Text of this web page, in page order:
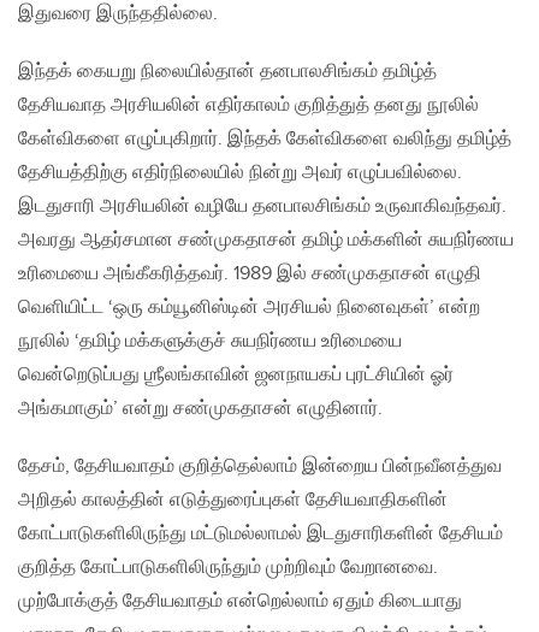
இதுவரை இருந்ததில்லை.
இந்தக் கையறு நிலையில்தான் தனபாலசிங்கம் தமிழ்த்
தேசியவாத அரசியலின் எதிர்காலம் குறித்துத் தனது நூலில்
கேள்விகளை எழுப்புகிறார். இந்தக் கேள்விகளை வலிந்து தமிழ்த்
தேசியத்திற்கு எதிர்நிலையில் நின்று அவர் எழுப்பவில்லை.
இடதுசாரி அரசியலின் வழியே தனபாலசிங்கம் உருவாகிவந்தவர்.
அவரது ஆதர்சமான சண்முகதாசன் தமிழ் மக்களின் சுயநிர்ணய
உரிமையை அங்கீகரித்தவர். 1989 இல் சண்முகதாசன் எழுதி
வெளியிட்ட ‘ஒரு கம்யூனிஸ்டின் அரசியல் நினைவுகள்’ என்ற
நூலில் ‘தமிழ் மக்களுக்குச் சுயநிர்ணய உரிமையை
வென்றெடுப்பது ஶ்ரீலங்காவின் ஜனநாயகப் புரட்சியின் ஓர்
அங்கமாகும்’ என்று சண்முகதாசன் எழுதினார்.
தேசம், தேசியவாதம் குறித்தெல்லாம் இன்றைய பின்நவீனத்துவ
அறிதல் காலத்தின் எடுத்துரைப்புகள் தேசியவாதிகளின்
கோட்பாடுகளிலிருந்து மட்டுமல்லாமல் இடதுசாரிகளின் தேசியம்
குறித்த கோட்பாடுகளிலிருந்தும் முற்றிவும் வேறானவை.
முற்போக்குத் தேசியவாதம் என்றெல்லாம் ஏதும் கிடையாது